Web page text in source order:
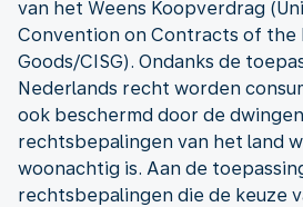
van het Weens Koopverdrag
Convention on Contracts of the
Goods/CISG). Ondanks de
Nederlands recht worden
ook beschermd door de
rechtsbepalingen van het land
woonachtig is. Aan de
rechtsbepalingen die de keuze